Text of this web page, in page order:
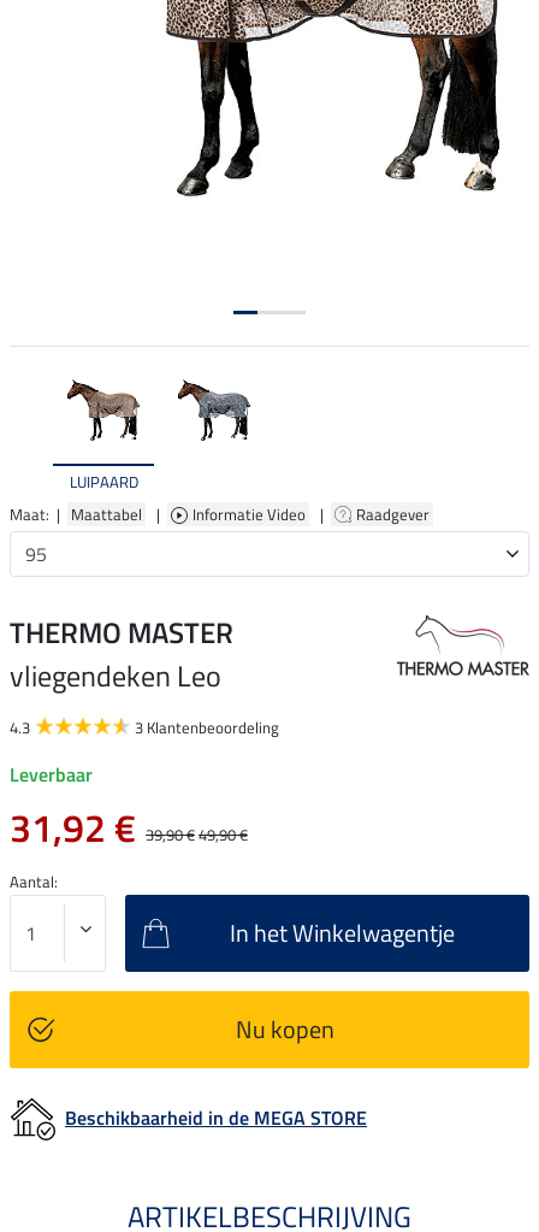
LUIPAARD
Maat: | Maattabel | Informatie Video | Raadgever
THERMO MASTER
vliegendeken Leo
4.3 3 Klantenbeoordeling
Leverbaar
31,92 € 39,90 €49,90 €
Aantal:
In het Winkelwagentje
Nu kopen
Beschikbaarheid in de MEGA STORE
ARTIKELBESCHRIJVING